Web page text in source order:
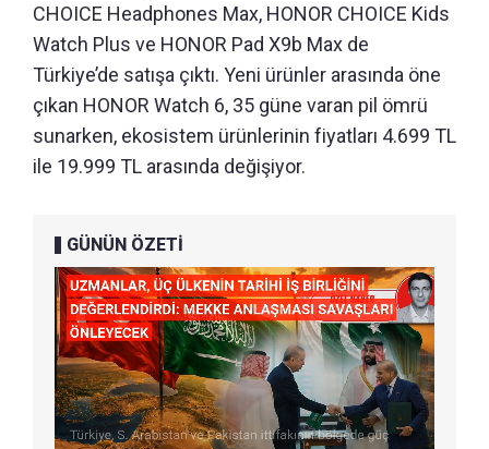
CHOICE Headphones Max, HONOR CHOICE Kids
Watch Plus ve HONOR Pad X9b Max de
Türkiye’de satışa çıktı. Yeni ürünler arasında öne
çıkan HONOR Watch 6, 35 güne varan pil ömrü
sunarken, ekosistem ürünlerinin fiyatları 4.699 TL
ile 19.999 TL arasında değişiyor.
GÜNÜN ÖZETİ